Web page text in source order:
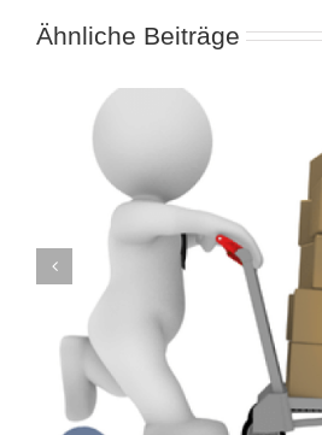
Ähnliche Beiträge
Lean Startup: